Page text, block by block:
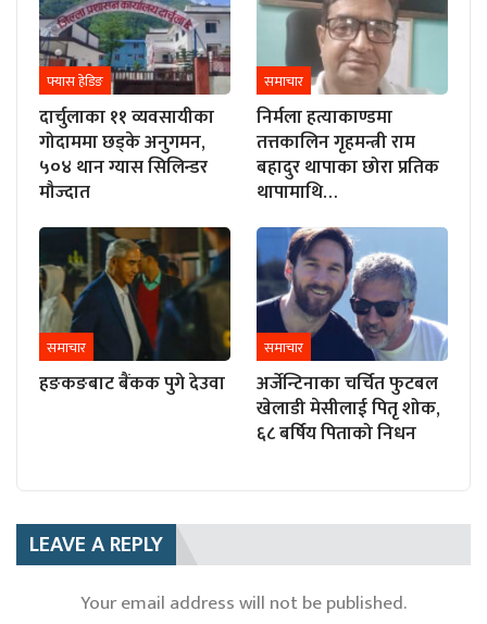
फ्यास हेडिङ
दार्चुलाका ११ व्यवसायीका
गोदाममा छड्के अनुगमन,
५०४ थान ग्यास सिलिन्डर
मौज्दात
समाचार
निर्मला हत्याकाण्डमा
तत्तकालिन गृहमन्त्री राम
बहादुर थापाका छोरा प्रतिक
थापामाथि…
समाचार
हङकङबाट बैंकक पुगे देउवा
समाचार
अर्जेन्टिनाका चर्चित फुटबल
खेलाडी मेसीलाई पितृ शोक,
६८ बर्षिय पिताको निधन
LEAVE A REPLY
Your email address will not be published.